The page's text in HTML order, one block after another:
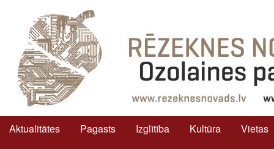
Aktualitātes Pagasts Izglītība Kultūra
Vietas